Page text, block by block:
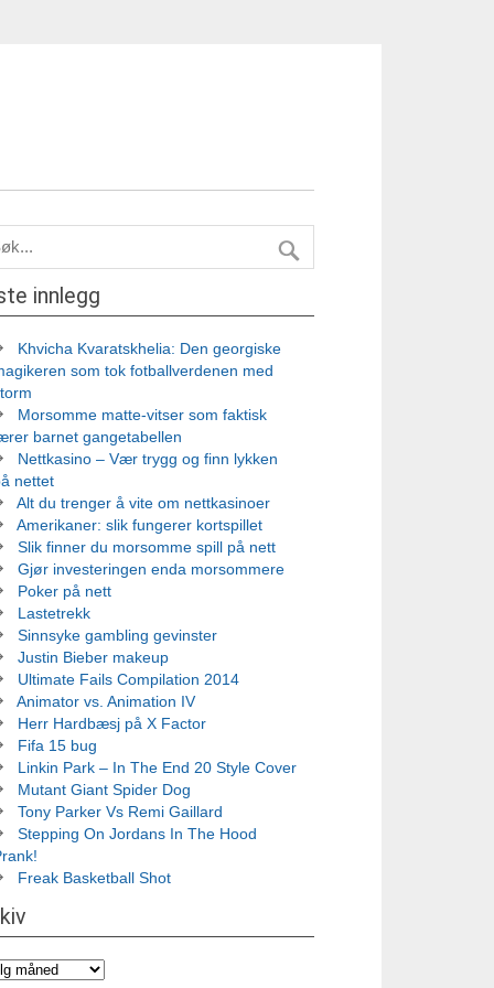
innlegg
Khvicha Kvaratskhelia: Den georgiske
som tok fotballverdenen med
Morsomme matte-vitser som faktisk
barnet gangetabellen
Nettkasino – Vær trygg og finn lykken
nettet
Alt du trenger å vite om nettkasinoer
Amerikaner: slik fungerer kortspillet
Slik finner du morsomme spill på nett
Gjør investeringen enda morsommere
Poker på nett
Lastetrekk
Sinnsyke gambling gevinster
Justin Bieber makeup
Ultimate Fails Compilation 2014
Animator vs. Animation IV
Herr Hardbæsj på X Factor
Fifa 15 bug
Linkin Park – In The End 20 Style Cover
Mutant Giant Spider Dog
Tony Parker Vs Remi Gaillard
Stepping On Jordans In The Hood
Freak Basketball Shot